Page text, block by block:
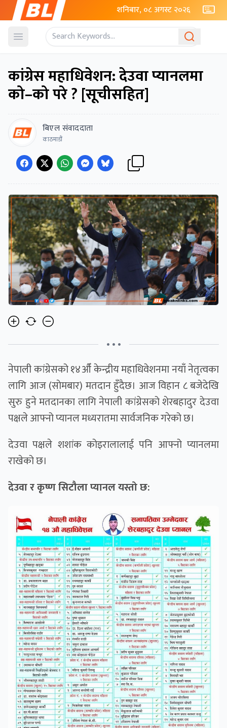
शनिबार, ०८ अगस्ट २०२६
Open menu
कांग्रेस महाधिवेशन: देउवा प्यानलमा
को–को परे ? [सूचीसहित]
बिएल संवाददाता
काठमाडौं
• • •
नेपाली कांग्रेसको १४औँ केन्द्रीय महाधिवेशनमा नयाँ नेतृत्वका
लागि आज (साेमबार) मतदान हुँदैछ। आज विहान ८ बजेदेखि
सुरु हुने मतदानका लागि नेपाली कांग्रेसको शेरबहादुर देउवा
पक्षले आफ्नो प्यानल मध्यरातमा सार्वजनिक गरेको छ।
देउवा पक्षले शशांक कोइरालालाई पनि आफ्नो प्यानलमा
राखेको छ।
देउवा र कृष्ण सिटौला प्यानल यस्तो छ: